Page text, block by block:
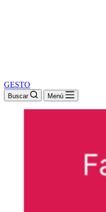
GESTO
Buscar Menú